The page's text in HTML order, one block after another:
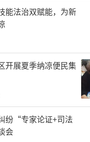
生活状况。通讯员
们和孩子们一路欢
里，爱心妈妈详细
习情况和心理状
们细心叮嘱孩子
则，时刻牢记自
爱心妈妈们耐心地
讲自己的梦想，留
能法治双赋能，为新
开展夏季纳凉便民集
纷“专家论证+司法
会